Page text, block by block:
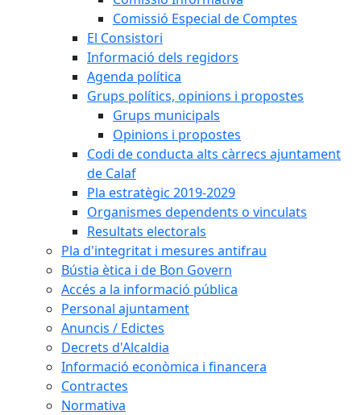
Comissió Especial de Comptes
El Consistori
Informació dels regidors
Agenda política
Grups polítics, opinions i propostes
Grups municipals
Opinions i propostes
Codi de conducta alts càrrecs ajuntament
de Calaf
Pla estratègic 2019-2029
Organismes dependents o vinculats
Resultats electorals
Pla d'integritat i mesures antifrau
Bústia ètica i de Bon Govern
Accés a la informació pública
Personal ajuntament
Anuncis / Edictes
Decrets d'Alcaldia
Informació econòmica i financera
Contractes
Normativa